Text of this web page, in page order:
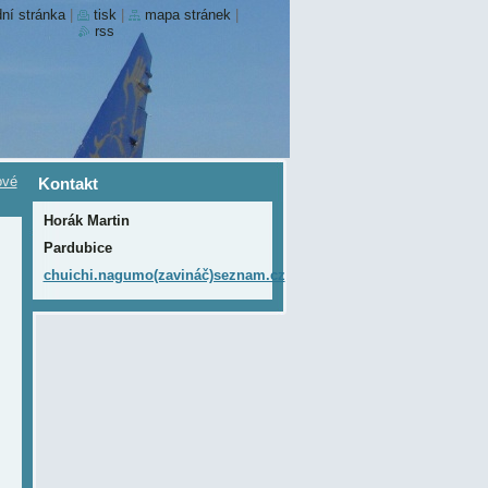
Kontakt
Horák Martin
Pardubice
chuichi.nagumo(zavináč)seznam.cz
stránka tisk mapa stránek
rss